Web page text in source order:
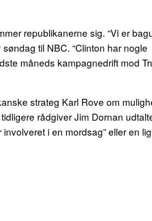
republikanerne sig. “Vi er
til NBC. “Clinton har nogle
måneds kampagnedrift mod
strateg Karl Rove om
rådgiver Jim Dornan
i en mordsag” eller en